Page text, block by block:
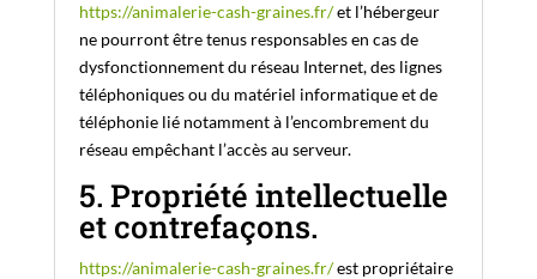
https://animalerie-cash-graines.fr/et l’hébergeur
ne pourront être tenus responsables en cas de
dysfonctionnement du réseau Internet, des lignes
téléphoniques ou du matériel informatique et de
téléphonie lié notamment à l’encombrement du
réseau empêchant l’accès au serveur.
5. Propriété intellectuelle
et contrefaçons.
https://animalerie-cash-graines.fr/est propriétaire